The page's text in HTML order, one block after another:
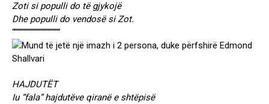
Zoti si populli do të gjykojë
Dhe populli do vendosë si Zot.
“”””””””””””””””””””
HAJDUTËT
Iu “fala” hajdutëve qiranë e shtëpisë